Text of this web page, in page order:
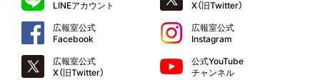
LINEアカウント
X（旧Twitter）
広報室公式
Facebook
広報室公式
Instagram
広報室公式
X（旧Twitter）
公式YouTube
チャンネル